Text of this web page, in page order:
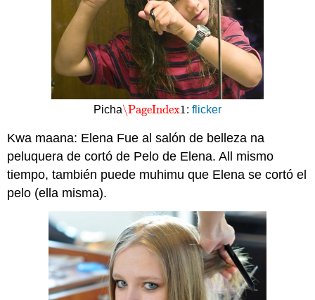
Actividad
2.2.1
Actividad
2.2.2
Actividad
2.2.3
Picha\PageIndex1
\PageIndex1: flicker
Kwa maana: Elena Fue al salón de belleza na
peluquera de cortó de Pelo de Elena. All mismo
tiempo, también puede muhimu que Elena se cortó el
pelo (ella misma).